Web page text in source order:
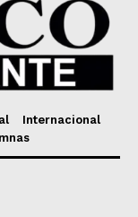
Internacional